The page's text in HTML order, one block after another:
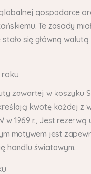
gospodarce
Te zasady
się główną
roku
w koszyku
kwotę każdej
1969 r., Jest
motywem jest
handlu światowym.